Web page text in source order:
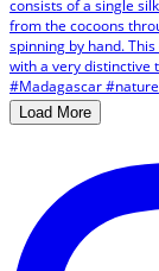
Load More